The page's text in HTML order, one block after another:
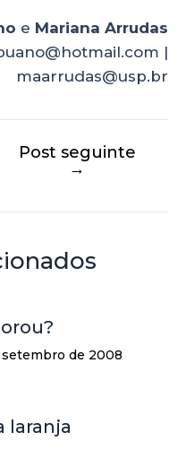
e Mariana Arrudas
|
maarrudas@usp.br
Post seguinte
→
setembro de 2008
laranja